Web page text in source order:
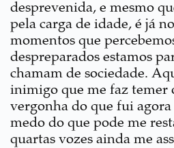
desprevenida, e mesmo
pela carga de idade, é já
momentos que
despreparados estamos
chamam de sociedade.
inimigo que me faz temer
vergonha do que fui agora
medo do que pode me
quartas vozes ainda me